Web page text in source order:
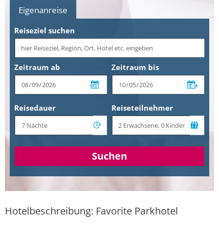
Eigenanreise
Reiseziel suchen
Zeitraum ab Zeitraum bis
Reisedauer Reiseteilnehmer
Suchen
Hotelbeschreibung: Favorite Parkhotel